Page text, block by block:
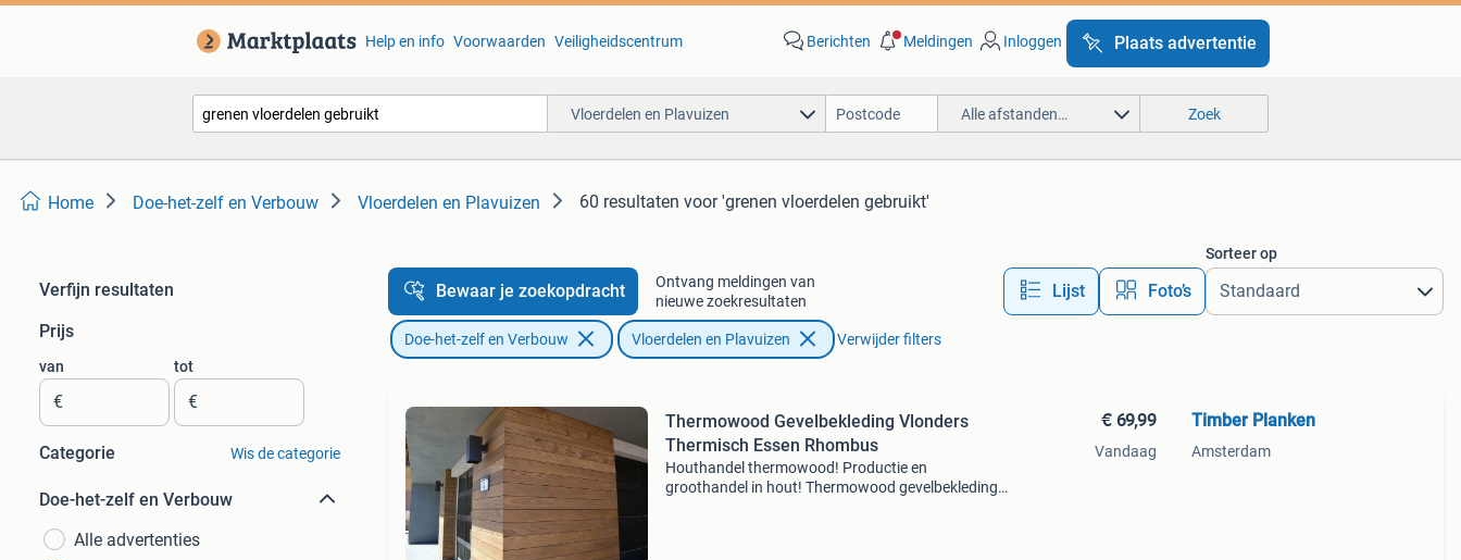
Help en info Voorwaarden Veiligheidscentrum Berichten Meldingen Inloggen Plaats advertentie
Vloerdelen en Plavuizen Alle afstanden… Zoek
Home Doe-het-zelf en Verbouw Vloerdelen en Plavuizen 60 resultaten voor 'grenen vloerdelen gebruikt'
Verfijn resultaten
Prijs
van
€
tot
€
Categorie Wis de categorie
Doe-het-zelf en Verbouw
Alle advertenties
Bewaar je zoekopdracht
Ontvang meldingen van
nieuwe zoekresultaten
Lijst Foto’s
Sorteer op
Doe-het-zelf en Verbouw Vloerdelen en Plavuizen Verwijder filters
Thermowood Gevelbekleding Vlonders
Thermisch Essen Rhombus
Houthandel thermowood! Productie en
groothandel in hout! Thermowood gevelbekleding,
€ 69,99
Vandaag
Timber Planken
Amsterdam